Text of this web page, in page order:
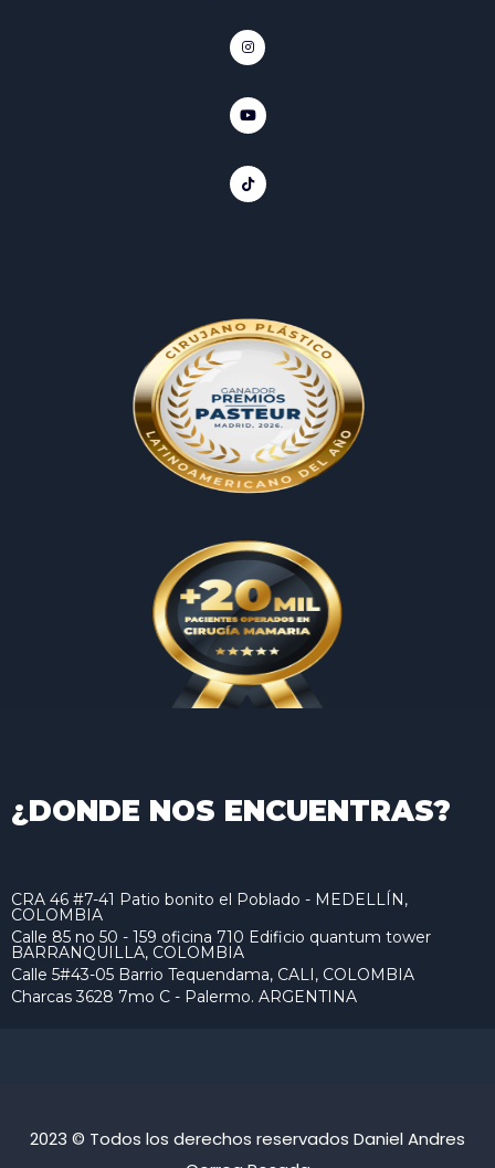
¿DONDE NOS ENCUENTRAS?
CRA 46 #7-41 Patio bonito el Poblado - MEDELLÍN,
COLOMBIA
Calle 85 no 50 - 159 oficina 710 Edificio quantum tower
BARRANQUILLA, COLOMBIA
Calle 5#43-05 Barrio Tequendama, CALI, COLOMBIA
Charcas 3628 7mo C - Palermo. ARGENTINA
2023 © Todos los derechos reservados Daniel Andres